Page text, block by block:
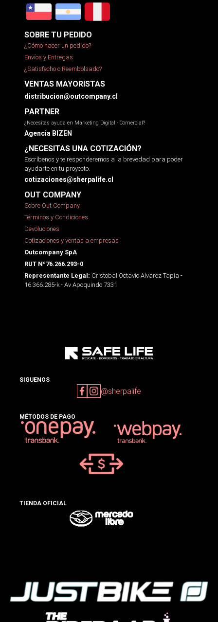
SOBRE TU PEDIDO
¿Cómo hacer un pedido?
Envíos y Entregas
¿Satisfecho o Reembolsado?
VENTAS MAYORISTAS
distribucion@outcompany.cl
PARTNER
¿Necesitas ayuda en Marketing Digital - Comercial?
Agencia BIZEN
¿NECESITAS UNA COTIZACIÓN?
Escríbenos y te responderemos a la brevedad para poder
ayudarte en tu proyecto.
cotizaciones@sherpalife.cl
OUT COMPANY
Sobre Out Company
Términos y Condiciones
Devoluciones
Cotizaciones y ventas a empresas
Outcompany SpA
RUT Nº76.266.293-0
Representante Legal: Cristobal Octavio Alvarez Tapia -
16.366.285-k - Av Apoquindo 7331
SIGUENOS
@sherpalife
MÉTODOS DE PAGO
TIENDA OFICIAL